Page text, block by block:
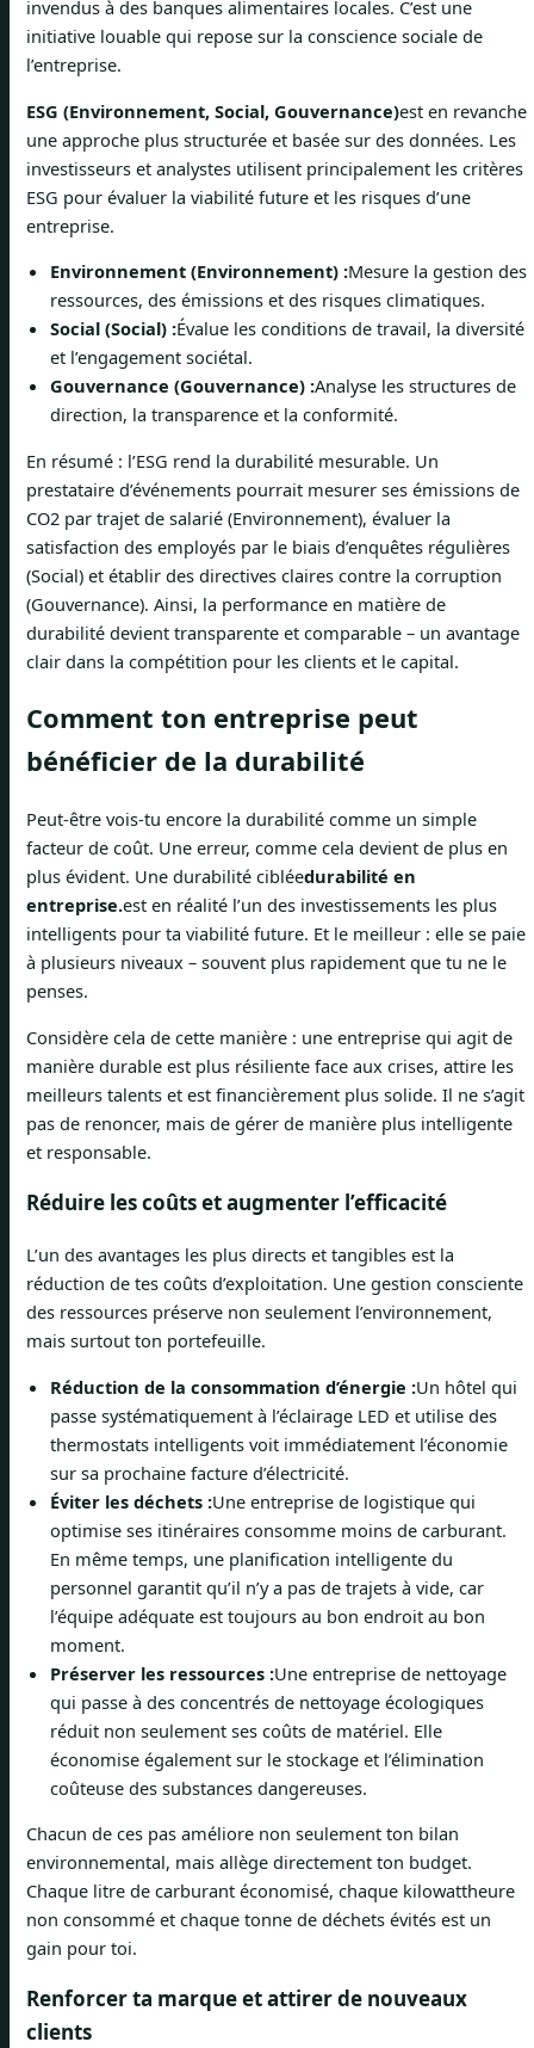
invendus à des banques alimentaires locales. C’est une
initiative louable qui repose sur la conscience sociale de
l’entreprise.
ESG (Environnement, Social, Gouvernance)est en revanche
une approche plus structurée et basée sur des données. Les
investisseurs et analystes utilisent principalement les critères
ESG pour évaluer la viabilité future et les risques d’une
entreprise.
Environnement (Environnement) :Mesure la gestion des
ressources, des émissions et des risques climatiques.
Social (Social) :Évalue les conditions de travail, la diversité
et l’engagement sociétal.
Gouvernance (Gouvernance) :Analyse les structures de
direction, la transparence et la conformité.
En résumé : l’ESG rend la durabilité mesurable. Un
prestataire d’événements pourrait mesurer ses émissions de
CO2 par trajet de salarié (Environnement), évaluer la
satisfaction des employés par le biais d’enquêtes régulières
(Social) et établir des directives claires contre la corruption
(Gouvernance). Ainsi, la performance en matière de
durabilité devient transparente et comparable – un avantage
clair dans la compétition pour les clients et le capital.
Comment ton entreprise peut
bénéficier de la durabilité
Peut-être vois-tu encore la durabilité comme un simple
facteur de coût. Une erreur, comme cela devient de plus en
plus évident. Une durabilité cibléedurabilité en
entreprise.est en réalité l’un des investissements les plus
intelligents pour ta viabilité future. Et le meilleur : elle se paie
à plusieurs niveaux – souvent plus rapidement que tu ne le
penses.
Considère cela de cette manière : une entreprise qui agit de
manière durable est plus résiliente face aux crises, attire les
meilleurs talents et est financièrement plus solide. Il ne s’agit
pas de renoncer, mais de gérer de manière plus intelligente
et responsable.
Réduire les coûts et augmenter l’efficacité
L’un des avantages les plus directs et tangibles est la
réduction de tes coûts d’exploitation. Une gestion consciente
des ressources préserve non seulement l’environnement,
mais surtout ton portefeuille.
Réduction de la consommation d’énergie :Un hôtel qui
passe systématiquement à l’éclairage LED et utilise des
thermostats intelligents voit immédiatement l’économie
sur sa prochaine facture d’électricité.
Éviter les déchets :Une entreprise de logistique qui
optimise ses itinéraires consomme moins de carburant.
En même temps, une planification intelligente du
personnel garantit qu’il n’y a pas de trajets à vide, car
l’équipe adéquate est toujours au bon endroit au bon
moment.
Préserver les ressources :Une entreprise de nettoyage
qui passe à des concentrés de nettoyage écologiques
réduit non seulement ses coûts de matériel. Elle
économise également sur le stockage et l’élimination
coûteuse des substances dangereuses.
Chacun de ces pas améliore non seulement ton bilan
environnemental, mais allège directement ton budget.
Chaque litre de carburant économisé, chaque kilowattheure
non consommé et chaque tonne de déchets évités est un
gain pour toi.
Renforcer ta marque et attirer de nouveaux
clients